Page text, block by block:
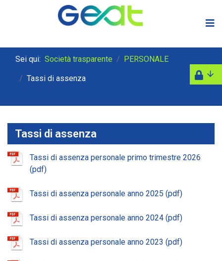
Sei qui: Società trasparente PERSONALE
Tassi di assenza
Tassi di assenza
Tassi di assenza personale primo trimestre 2026
Tassi di assenza personale anno 2025
Tassi di assenza personale anno 2024
Tassi di assenza personale anno 2023